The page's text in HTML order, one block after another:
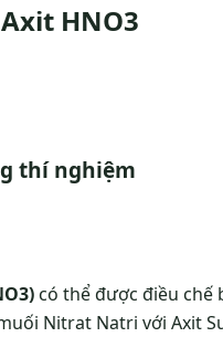
HNO3
thí nghiệm
có thể được điều chế
Nitrat Natri với Axit